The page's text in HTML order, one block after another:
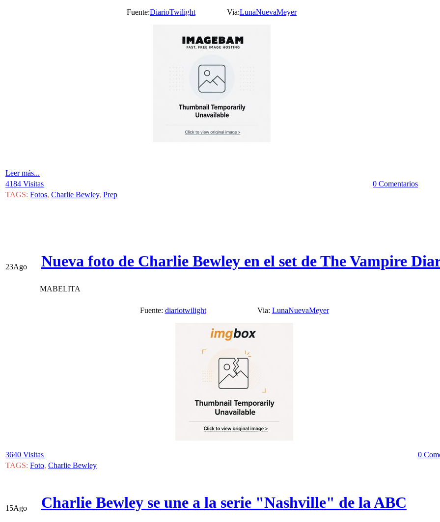
Fuente:DiarioTwilight Via:LunaNuevaMeyer
Leer más...
4184 Visitas
0 Comentarios
TAGS: Fotos, Charlie Bewley, Prep
23Ago Nueva foto de Charlie Bewley en el set de The Vampire
MABELITA
Fuente: diariotwilightVia: LunaNuevaMeyer
3640 Visitas
0
TAGS: Foto, Charlie Bewley
15Ago Charlie Bewley se une a la serie "Nashville" de la ABC